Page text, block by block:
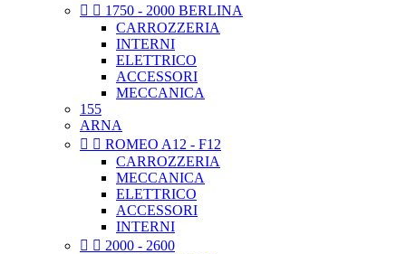
  1750 - 2000 BERLINA
CARROZZERIA
INTERNI
ELETTRICO
ACCESSORI
MECCANICA
155
ARNA
  ROMEO A12 - F12
CARROZZERIA
MECCANICA
ELETTRICO
ACCESSORI
INTERNI
  2000 - 2600